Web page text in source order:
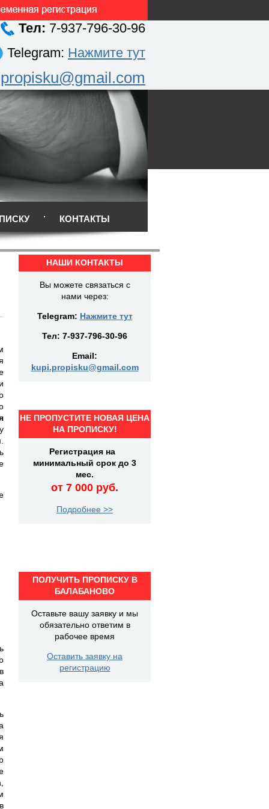
Тел: 7-937-796-30-96
Telegram: Нажмите тут
КОНТАКТЫ
НАШИ КОНТАКТЫ
Вы можете связаться с
нами через:
Telegram: Нажмите тут
Тел: 7-937-796-30-96
Email:
kupi.propisku@gmail.com
НЕ ПРОПУСТИТЕ НОВАЯ ЦЕНА
НА ПРОПИСКУ!
Регистрация на
минимальный срок до 3
мес.
от 7 000 руб.
Подробнее >>
ПОЛУЧИТЬ ПРОПИСКУ В
БАЛАБАНОВО
Оставьте вашу заявку и мы
обязательно ответим в
рабочее время
Оставить заявку на
регистрацию